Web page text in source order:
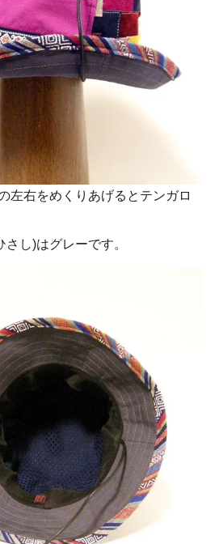
左右をめくりあげるとテンガロ
し)はグレーです。